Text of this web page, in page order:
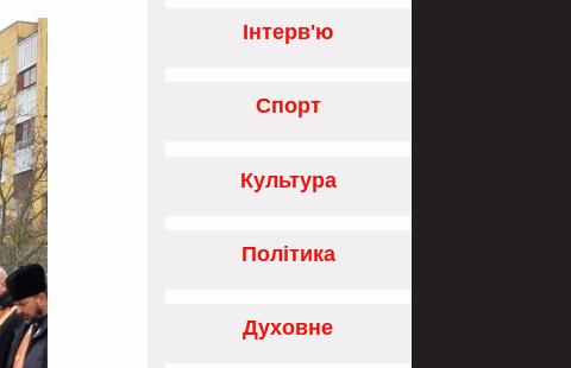
Інтерв'ю
Спорт
Культура
Політика
Духовне